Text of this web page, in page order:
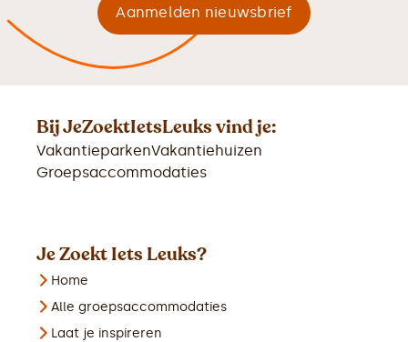
Bij JeZoektIetsLeuks vind je:
VakantieparkenVakantiehuizen
Groepsaccommodaties
Je Zoekt Iets Leuks?
Home
Alle groepsaccommodaties
Laat je inspireren